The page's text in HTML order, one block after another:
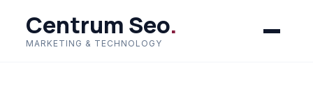
Centrum Seo.
MARKETING & TECHNOLOGY